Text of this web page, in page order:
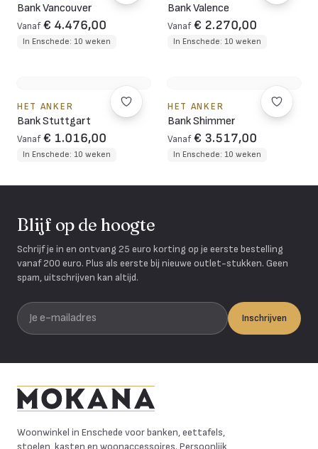
Bank Vancouver
Vanaf € 4.476,00
In Enschede: 10 weken
Bank Valence
Vanaf € 2.270,00
In Enschede: 10 weken
HET ANKER
Bank Stuttgart
Vanaf € 1.016,00
In Enschede: 10 weken
HET ANKER
Bank Shimmer
Vanaf € 3.517,00
In Enschede: 10 weken
Blijf op de hoogte
Schrijf je in en ontvang 25 euro korting op je eerste bestelling
vanaf 200 euro. Plus als eerste bij nieuwe outlet-stukken. Geen
spam, uitschrijven kan altijd.
Je e-mailadres
Inschrijven
Woonwinkel in Enschede voor banken, eettafels,
stoelen, kasten en woonaccessoires. Persoonlijk